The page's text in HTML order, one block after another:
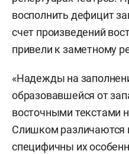
восполнить дефицит
счет произведений
привели к заметному
«Надежды на
образовавшейся от
восточными текстами
Слишком различаются
специфичны их